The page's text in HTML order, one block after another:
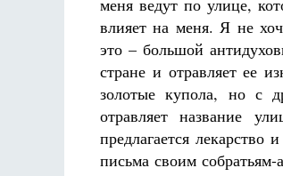
меня ведут по улице,
влияет на меня. Я не
это – большой
стране и отравляет ее
золотые купола, но с
отравляет название
предлагается
письма своим